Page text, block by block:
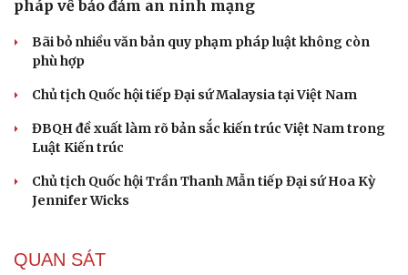
Lý do ông Trump được xem là tư lệnh chiến lược
hiệu quả
Chiến lược lợi hại của Iran nhằm làm suy yếu Mỹ và Tổng
thống Trump
Chuyện gì sẽ xảy ra nếu phát xít Đức xâm lược Anh vào
năm 1940?
Tại sao Mỹ bất ngờ ngừng ném bom Iran dù ông
Biệt đội UAV tử thần của Ukraine chuyên tấn công tàu